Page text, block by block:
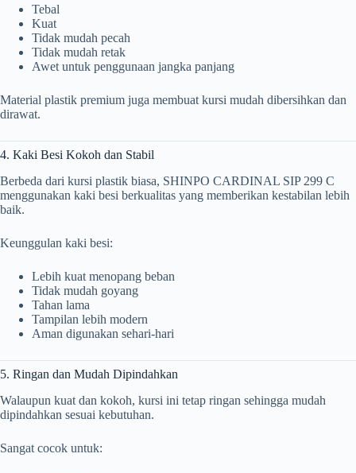
Tebal
Kuat
Tidak mudah pecah
Tidak mudah retak
Awet untuk penggunaan jangka panjang
Material plastik premium juga membuat kursi mudah dibersihkan dan
dirawat.
4. Kaki Besi Kokoh dan Stabil
Berbeda dari kursi plastik biasa, SHINPO CARDINAL SIP 299 C
menggunakan kaki besi berkualitas yang memberikan kestabilan lebih
baik.
Keunggulan kaki besi:
Lebih kuat menopang beban
Tidak mudah goyang
Tahan lama
Tampilan lebih modern
Aman digunakan sehari-hari
5. Ringan dan Mudah Dipindahkan
Walaupun kuat dan kokoh, kursi ini tetap ringan sehingga mudah
dipindahkan sesuai kebutuhan.
Sangat cocok untuk: